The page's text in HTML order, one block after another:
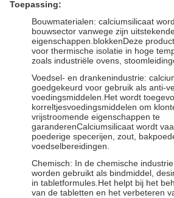
Toepassing:
Bouwmaterialen: calciumsilicaat
bouwsector vanwege zijn
eigenschappen.blokkenDeze
voor thermische isolatie in hoge
zoals industriële ovens,
Voedsel- en drankenindustrie:
goedgekeurd voor gebruik als anti-
voedingsmiddelen.Het wordt
korreltjesvoedingsmiddelen om
vrijstroomende eigenschappen te
garanderenCalciumsilicaat wordt
poederige specerijen, zout,
voedselbereidingen.
Chemisch: In de chemische
worden gebruikt als bindmiddel,
in tabletformules.Het helpt bij het
van de tabletten en het verbeteren